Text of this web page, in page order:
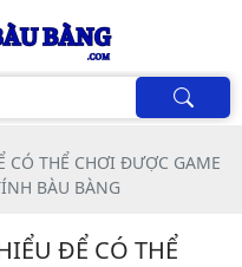
CÓ THỂ CHƠI ĐƯỢC GAME
BÀU BÀNG
ĐỂ CÓ THỂ